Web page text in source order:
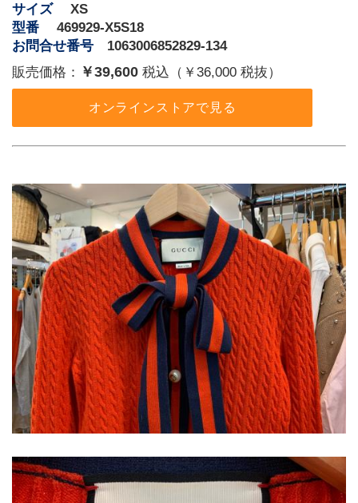
サイズ
XS
型番
469929-X5S18
お問合せ番号 1063006852829-134
販売価格： ￥39,600 税込（￥36,000 税抜）
オンラインストアで見る